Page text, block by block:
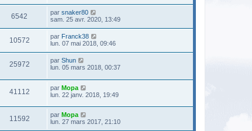
6542 par snaker80
sam. 25 avr. 2020, 13:49
10572 par Franck38
lun. 07 mai 2018, 09:46
25972 par Shun
lun. 05 mars 2018, 00:37
41112 par Mopa
lun. 22 janv. 2018, 19:49
11592 par Mopa
lun. 27 mars 2017, 21:10